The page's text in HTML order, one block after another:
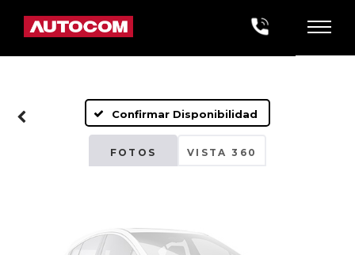
Confirmar Disponibilidad
FOTOS VISTA 360
Fotos No
Disponibles
Por favor, revise luego